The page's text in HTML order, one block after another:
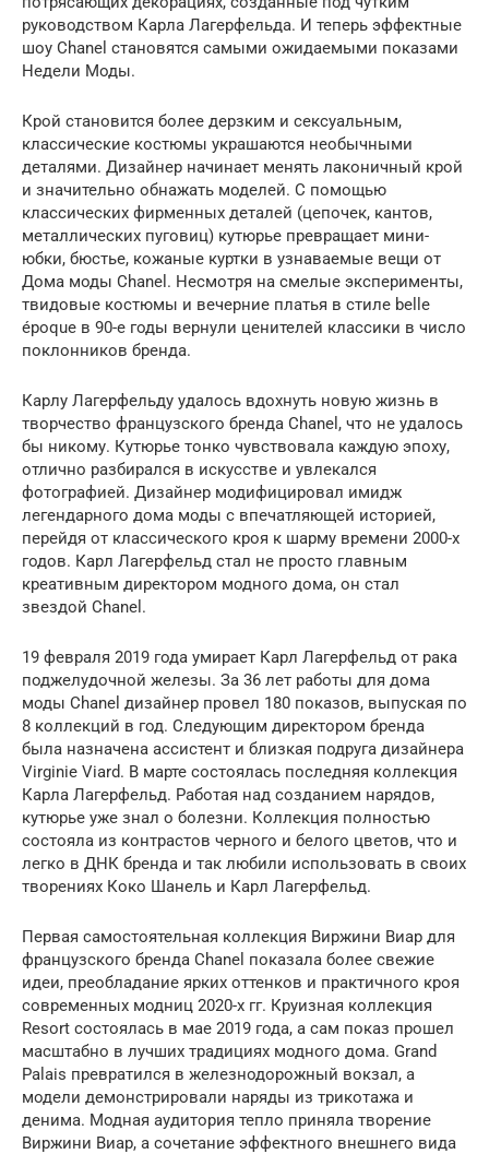
руководством Карла Лагерфельда. И теперь эффектные
шоу Chanel становятся самыми ожидаемыми показами
Недели Моды.
Крой становится более дерзким и сексуальным,
классические костюмы украшаются необычными
деталями. Дизайнер начинает менять лаконичный крой
и значительно обнажать моделей. С помощью
классических фирменных деталей (цепочек, кантов,
металлических пуговиц) кутюрье превращает мини-
юбки, бюстье, кожаные куртки в узнаваемые вещи от
Дома моды Chanel. Несмотря на смелые эксперименты,
твидовые костюмы и вечерние платья в стиле belle
époque в 90-е годы вернули ценителей классики в число
поклонников бренда.
Карлу Лагерфельду удалось вдохнуть новую жизнь в
творчество французского бренда Chanel, что не удалось
бы никому. Кутюрье тонко чувствовала каждую эпоху,
отлично разбирался в искусстве и увлекался
фотографией. Дизайнер модифицировал имидж
легендарного дома моды с впечатляющей историей,
перейдя от классического кроя к шарму времени 2000-х
годов. Карл Лагерфельд стал не просто главным
креативным директором модного дома, он стал
звездой Chanel.
19 февраля 2019 года умирает Карл Лагерфельд от рака
поджелудочной железы. За 36 лет работы для дома
моды Chanel дизайнер провел 180 показов, выпуская по
8 коллекций в год. Следующим директором бренда
была назначена ассистент и близкая подруга дизайнера
Virginie Viard. В марте состоялась последняя коллекция
Карла Лагерфельд. Работая над созданием нарядов,
кутюрье уже знал о болезни. Коллекция полностью
состояла из контрастов черного и белого цветов, что и
легко в ДНК бренда и так любили использовать в своих
творениях Коко Шанель и Карл Лагерфельд.
Первая самостоятельная коллекция Виржини Виар для
французского бренда Chanel показала более свежие
идеи, преобладание ярких оттенков и практичного кроя
современных модниц 2020-х гг. Круизная коллекция
Resort состоялась в мае 2019 года, а сам показ прошел
масштабно в лучших традициях модного дома. Grand
Palais превратился в железнодорожный вокзал, а
модели демонстрировали наряды из трикотажа и
денима. Модная аудитория тепло приняла творение
Виржини Виар, а сочетание эффектного внешнего вида